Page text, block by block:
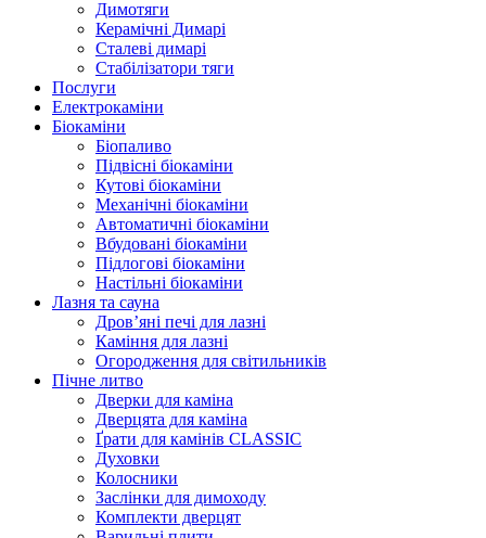
Димотяги
Керамічні Димарі
Сталеві димарі
Стабілізатори тяги
Послуги
Електрокаміни
Біокаміни
Біопаливо
Підвісні біокаміни
Кутові біокаміни
Механічні біокаміни
Автоматичні біокаміни
Вбудовані біокаміни
Підлогові біокаміни
Настільні біокаміни
Лазня та сауна
Дров’яні печі для лазні
Каміння для лазні
Огородження для світильників
Пічне литво
Дверки для каміна
Дверцята для каміна
Ґрати для камінів CLASSIC
Духовки
Колосники
Заслінки для димоходу
Комплекти дверцят